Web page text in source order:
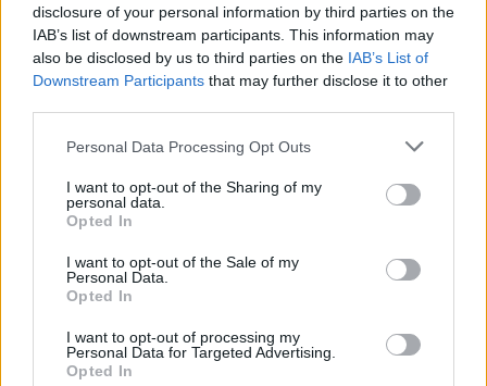
disclosure of your personal information by third parties on the
IAB’s list of downstream participants. This information may
also be disclosed by us to third parties on the IAB’s List of
Downstream Participants that may further disclose it to other
Please note that this website/app uses one or more Google
not limited to your visit or usage behaviour. You may click to
grant or deny consent to Google and its third-party tags to
use your data for below specified purposes in below Google
consent section.
Personal Data Processing Opt Outs
I want to opt-out of the Sharing of my
personal data.
Opted In
I want to opt-out of the Sale of my
Personal Data.
Opted In
I want to opt-out of processing my
Personal Data for Targeted Advertising.
Opted In
Share:
Ακολουθήστε το Νewsit.gr στο Google News
και
ενημερωθείτε πρώτοι για όλη την ειδησεογραφία και τα
τελευταία νέατης ημέρας
Πιο δημοφιλή
Κυψέλη: Ο περίεργος ηλικιωμένος και το
26χρονος για τον θάνατο της Βρετανίδας
Μύκονος: Βίντεο με τους αστυνομικούς να